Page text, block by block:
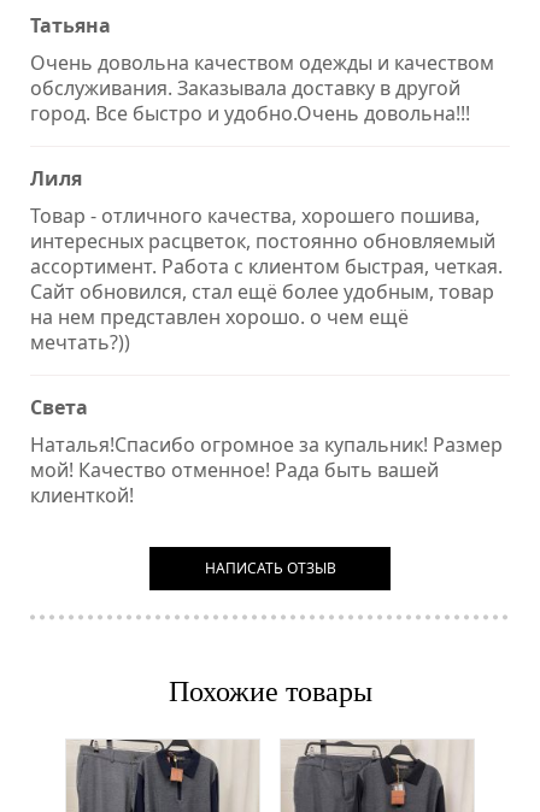
Татьяна
Очень довольна качеством одежды и качеством
обслуживания. Заказывала доставку в другой
город. Все быстро и удобно.Очень довольна!!!
Лиля
Товар - отличного качества, хорошего пошива,
интересных расцветок, постоянно обновляемый
ассортимент. Работа с клиентом быстрая, четкая.
Сайт обновился, стал ещё более удобным, товар
на нем представлен хорошо. о чем ещё
мечтать?))
Света
Наталья!Спасибо огромное за купальник! Размер
мой! Качество отменное! Рада быть вашей
клиенткой!
НАПИСАТЬ ОТЗЫВ
Похожие товары